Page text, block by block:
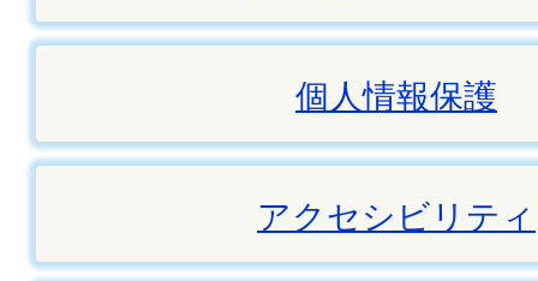
個人情報保護
アクセシビリティ